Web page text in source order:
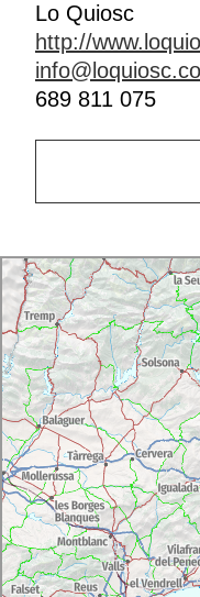
Lo Quiosc
http://
689 811 075